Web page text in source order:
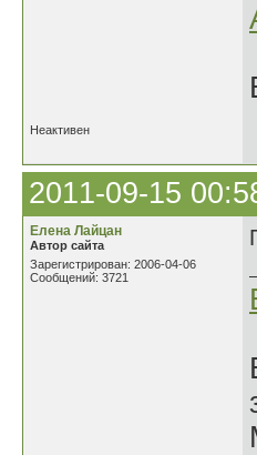
Неактивен
2011-09-15
Елена Лайцан
Автор сайта
Зарегистрирован: 2006-04-06
Сообщений: 3721